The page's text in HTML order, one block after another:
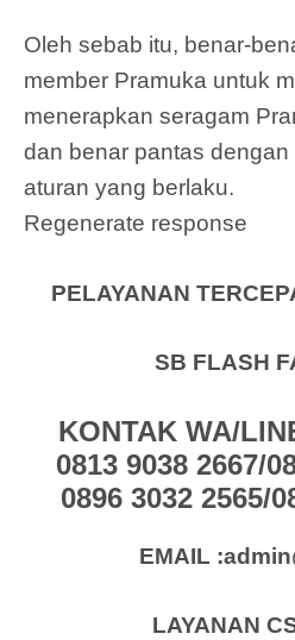
Oleh sebab itu, benar-
member Pramuka untuk
menerapkan seragam
dan benar pantas
aturan yang berlaku.
Regenerate response
PELAYANAN
SB FLASH
KONTAK WA/
0813 9038 2667/
0896 3032 2565/
EMAIL
LAYANAN